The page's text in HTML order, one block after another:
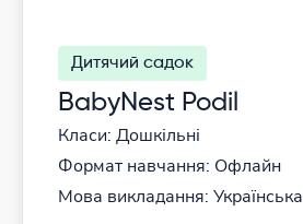
Дитячий садок
BabyNest Podil
Класи: Дошкільні
Формат навчання: Офлайн
Мова викладання: Українська